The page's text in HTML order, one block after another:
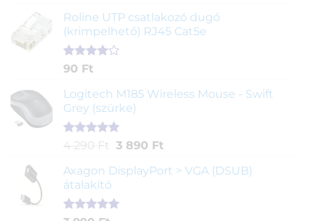
ből,
értékelés
alapján
Roline UTP csatlakozó dugó
(krimpelhető) RJ45 Cat5e
Értékelés
5-ből,
2
értékelés
alapján
90 Ft
Logitech M185 Wireless Mouse - Swift
Grey (szürke)
Értékelés
ből,
1
értékelés
alapján
4 290 Ft Original
was:
290 Ft.
3 890 FtCurrent
is:
Axagon DisplayPort > VGA (DSUB)
átalakító